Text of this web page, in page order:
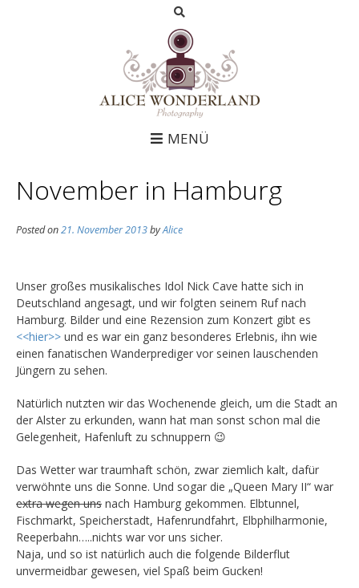
MENÜ
November in Hamburg
Posted on21. November 2013byAlice
Unser großes musikalisches Idol Nick Cave hatte sich in
Deutschland angesagt, und wir folgten seinem Ruf nach
Hamburg. Bilder und eine Rezension zum Konzert gibt es
<<hier>> und es war ein ganz besonderes Erlebnis, ihn wie
einen fanatischen Wanderprediger vor seinen lauschenden
Jüngern zu sehen.
Natürlich nutzten wir das Wochenende gleich, um die Stadt an
der Alster zu erkunden, wann hat man sonst schon mal die
Gelegenheit, Hafenluft zu schnuppern 😉
Das Wetter war traumhaft schön, zwar ziemlich kalt, dafür
verwöhnte uns die Sonne. Und sogar die „Queen Mary II“ war
extra wegen uns nach Hamburg gekommen. Elbtunnel,
Fischmarkt, Speicherstadt, Hafenrundfahrt, Elbphilharmonie,
Reeperbahn…..nichts war vor uns sicher.
Naja, und so ist natürlich auch die folgende Bilderflut
unvermeidbar gewesen, viel Spaß beim Gucken!